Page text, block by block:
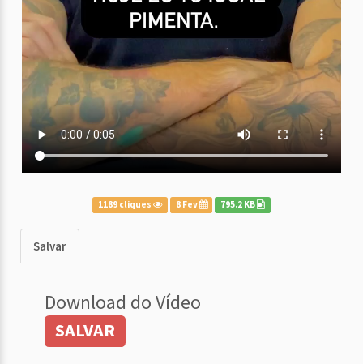
1189 cliques 8 Fev 795.2 KB
Salvar
Download do Vídeo
SALVAR